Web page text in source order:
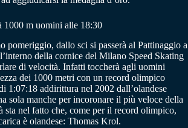
1000 m uomini alle 18:30
pomeriggio, dallo sci si passerà al Pattinaggio a
della cornice del Milano Speed Skating
di velocità. Infatti toccherà agli uomini
dei 1000 metri con un record olimpico
1:07:18 addirittura nel 2002 dall’olandese
sola manche per incoronare il più veloce della
sta nel fatto che, come per il record olimpico,
è olandese: Thomas Krol.